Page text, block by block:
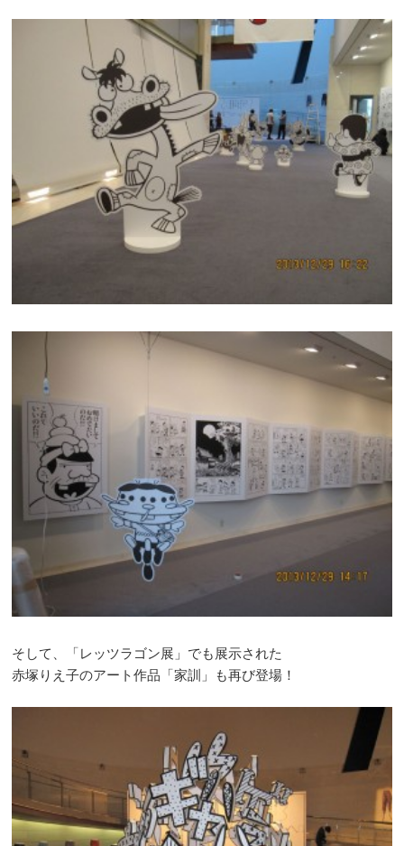
そして、「レッツラゴン展」でも展示された
赤塚りえ子のアート作品「家訓」も再び登場！